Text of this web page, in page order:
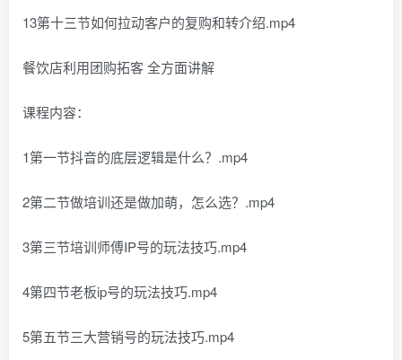
13第十三节如何拉动客户的复购和转介绍.mp4
餐饮店利用团购拓客 全方面讲解
课程内容：
1第一节抖音的底层逻辑是什么？.mp4
2第二节做培训还是做加萌，怎么选？.mp4
3第三节培训师傅IP号的玩法技巧.mp4
4第四节老板ip号的玩法技巧.mp4
5第五节三大营销号的玩法技巧.mp4